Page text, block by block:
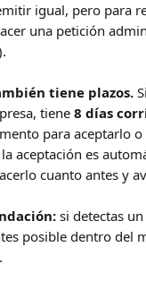
igual, pero para
una petición
tiene plazos.
tiene 8 días
para aceptarlo
aceptación es
cuanto antes y
si detectas
posible dentro del